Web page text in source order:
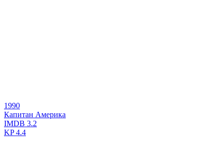
1990
Капитан Америка
IMDB 3.2
KP4.4